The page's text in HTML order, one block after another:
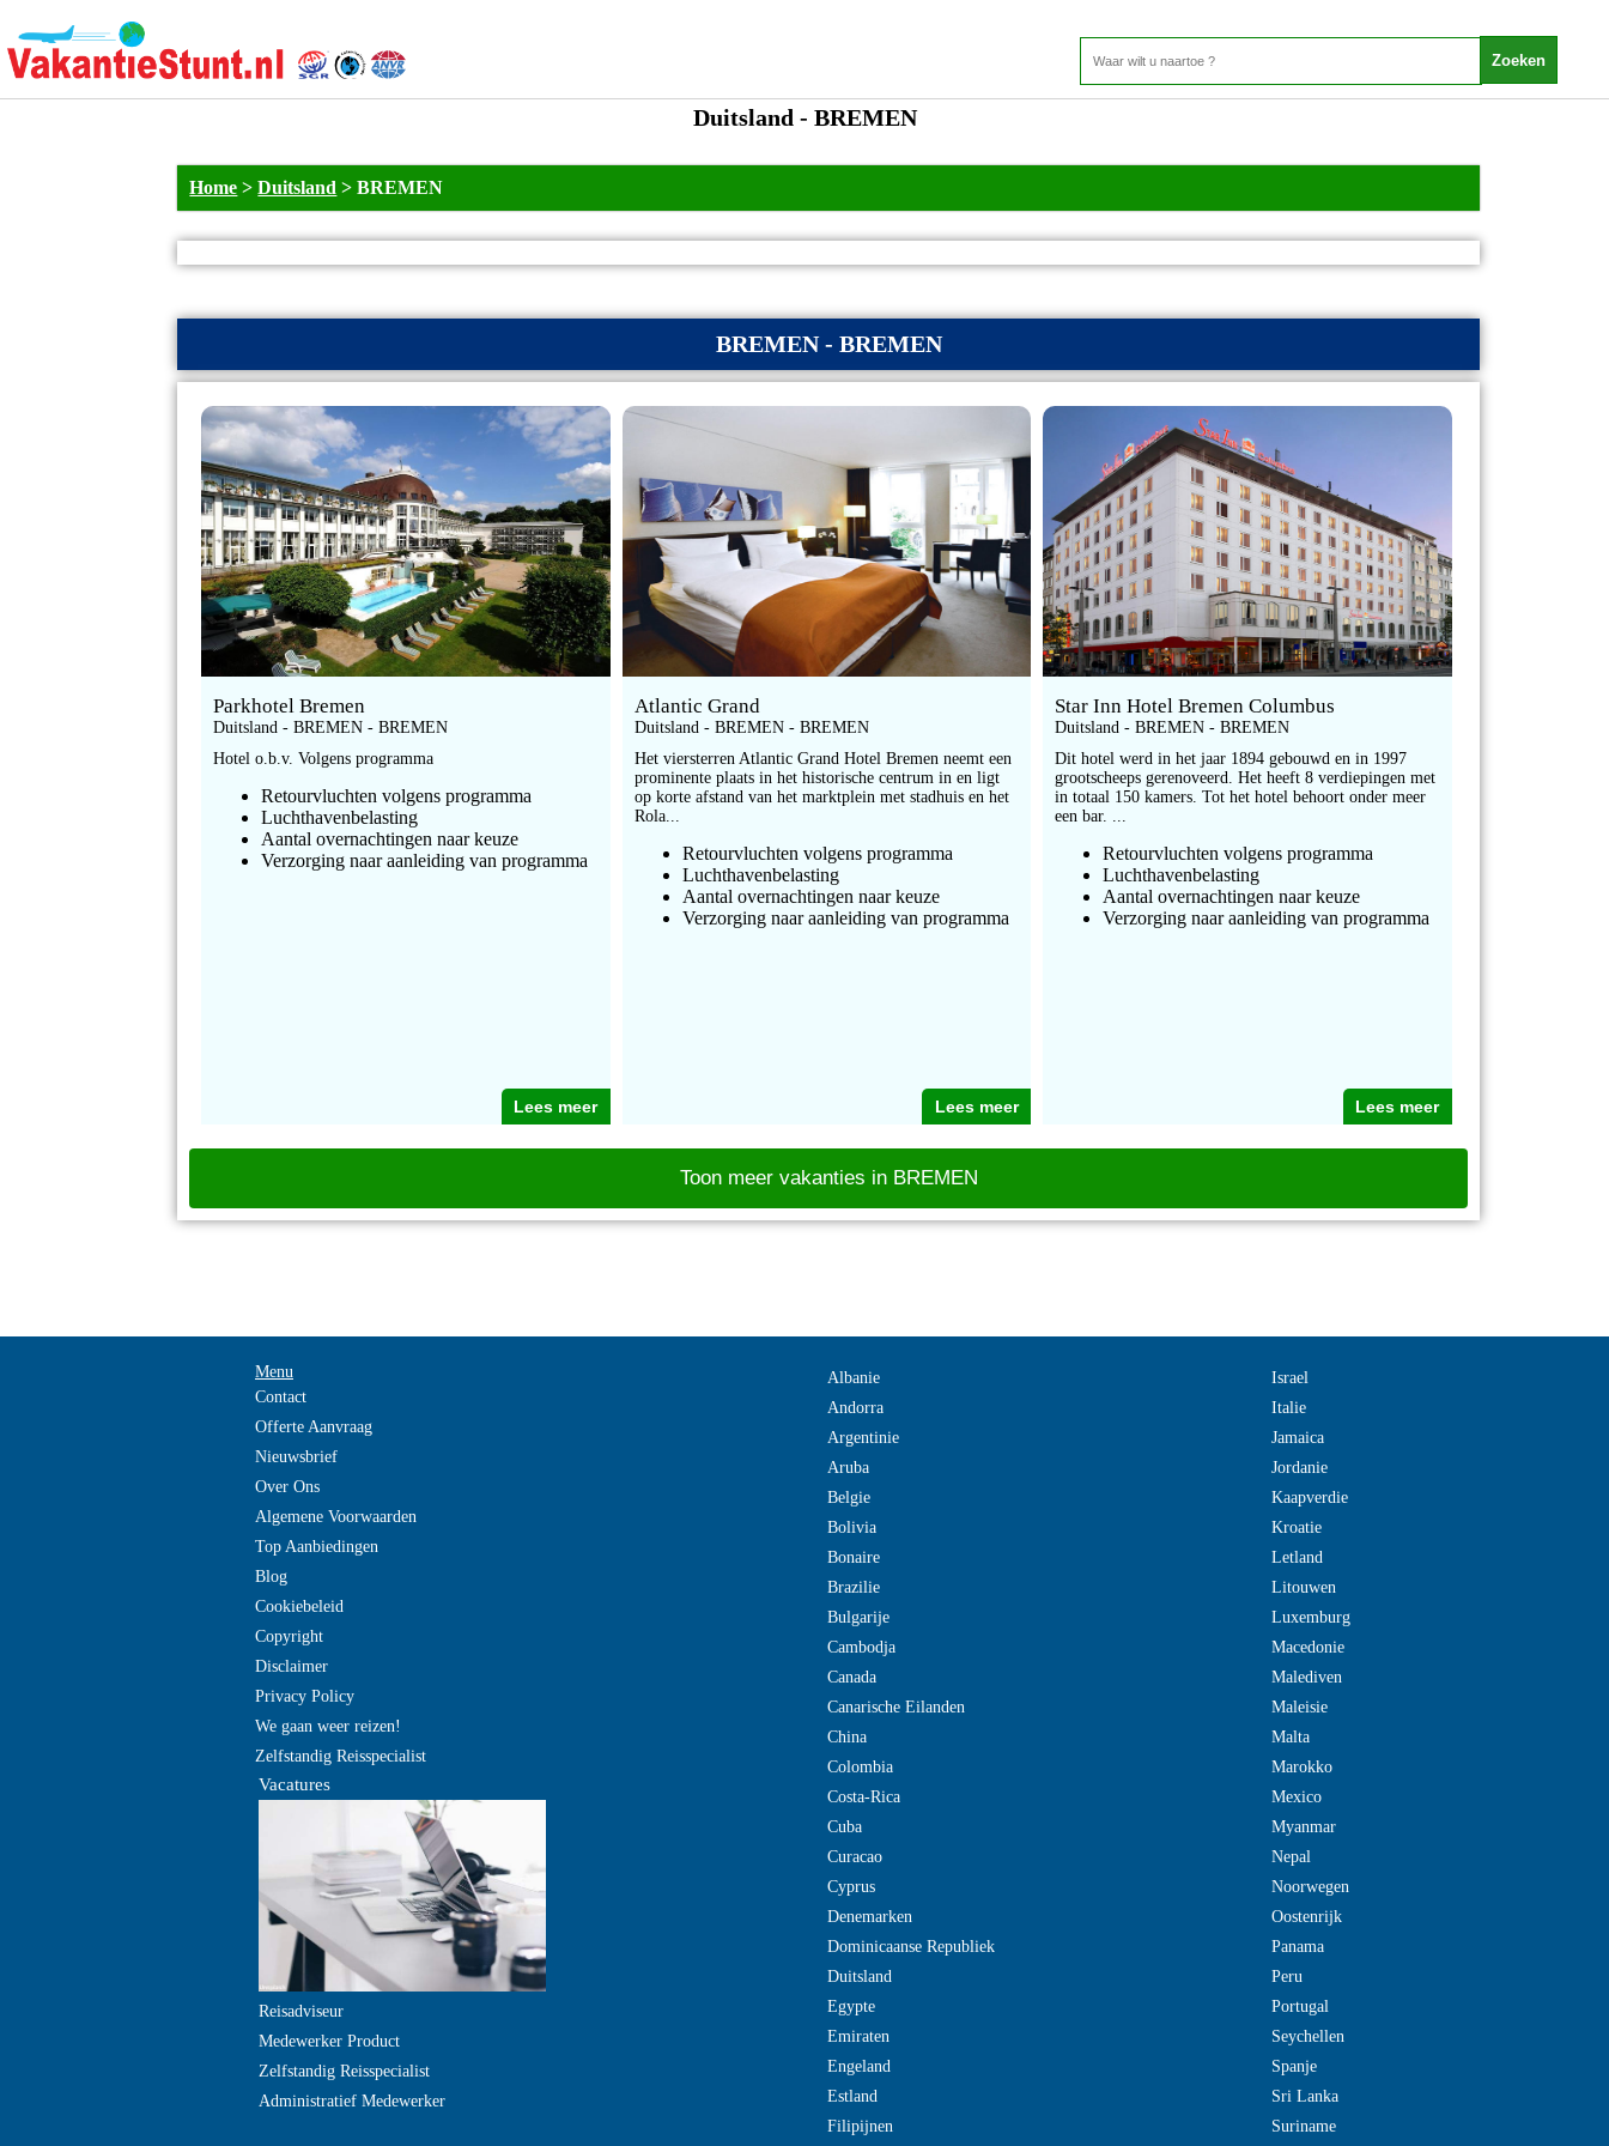
Duitsland - BREMEN
Home >Duitsland >BREMEN
BREMEN - BREMEN
Parkhotel Bremen
Duitsland - BREMEN - BREMEN
Hotel o.b.v. Volgens programma
Retourvluchten volgens programma
Luchthavenbelasting
Aantal overnachtingen naar keuze
Verzorging naar aanleiding van programma
Lees meer
Atlantic Grand
Duitsland - BREMEN - BREMEN
Het viersterren Atlantic Grand Hotel Bremen neemt een
prominente plaats in het historische centrum in en ligt
op korte afstand van het marktplein met stadhuis en het
Rola...
Retourvluchten volgens programma
Luchthavenbelasting
Aantal overnachtingen naar keuze
Verzorging naar aanleiding van programma
Lees meer
Star Inn Hotel Bremen Columbus
Duitsland - BREMEN - BREMEN
Dit hotel werd in het jaar 1894 gebouwd en in 1997
grootscheeps gerenoveerd. Het heeft 8 verdiepingen met
in totaal 150 kamers. Tot het hotel behoort onder meer
een bar. ...
Retourvluchten volgens programma
Luchthavenbelasting
Aantal overnachtingen naar keuze
Verzorging naar aanleiding van programma
Lees meer
Toon meer vakanties in BREMEN
Menu
Contact
Offerte Aanvraag
Nieuwsbrief
Over Ons
Algemene Voorwaarden
Top Aanbiedingen
Blog
Cookiebeleid
Copyright
Disclaimer
Privacy Policy
We gaan weer reizen!
Zelfstandig Reisspecialist
Vacatures
Reisadviseur
Medewerker Product
Zelfstandig Reisspecialist
Administratief Medewerker
Albanie
Andorra
Argentinie
Aruba
Belgie
Bolivia
Bonaire
Brazilie
Bulgarije
Cambodja
Canada
Canarische Eilanden
China
Colombia
Costa-Rica
Cuba
Curacao
Cyprus
Denemarken
Dominicaanse Republiek
Duitsland
Egypte
Emiraten
Engeland
Estland
Filipijnen
Israel
Italie
Jamaica
Jordanie
Kaapverdie
Kroatie
Letland
Litouwen
Luxemburg
Macedonie
Malediven
Maleisie
Malta
Marokko
Mexico
Myanmar
Nepal
Noorwegen
Oostenrijk
Panama
Peru
Portugal
Seychellen
Spanje
Sri Lanka
Suriname